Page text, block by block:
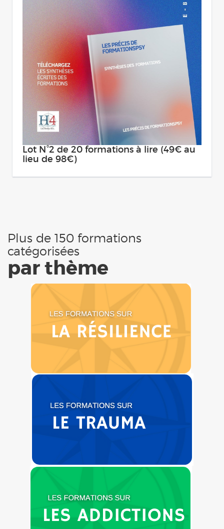
Lot N°2 de 20 formations à lire (49€ au
lieu de 98€)
Plus de 150 formations
catégorisées
par thème